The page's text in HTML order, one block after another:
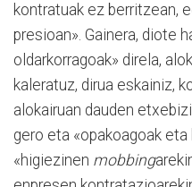
kontratuak ez berritzean,
presioan». Gainera, diote
oldarkorragoak» direla,
kaleratuz, dirua eskainiz,
alokairuan dauden
gero eta «opakoagoak
«higiezinen mobbing